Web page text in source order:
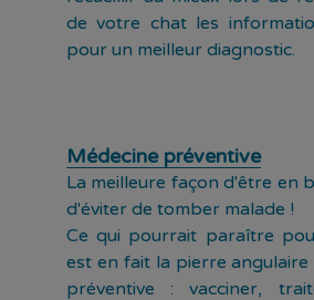
de votre chat les
pour un meilleur diagnostic.
Médecine préventive
La meilleure façon d'être en
d'éviter de tomber malade !
Ce qui pourrait paraître
est en fait la pierre angulaire
préventive : vacciner,